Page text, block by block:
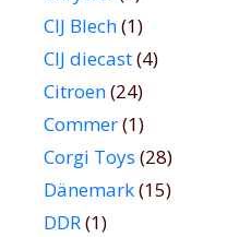
CIJ Blech(1)
CIJ diecast(4)
Citroen(24)
Commer(1)
Corgi Toys (28)
Dänemark(15)
DDR(1)